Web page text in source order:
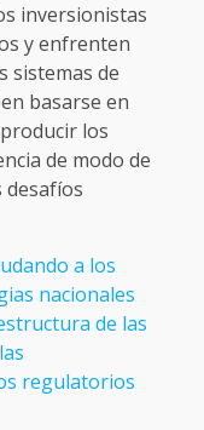
inversionistas
y enfrenten
sistemas de
basarse en
los
de modo de
desafíos
a los
nacionales
de las
regulatorios